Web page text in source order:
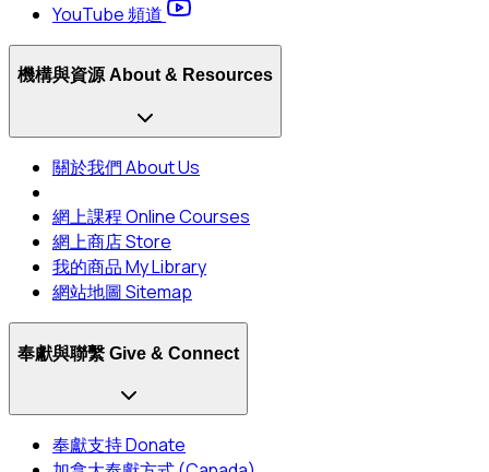
YouTube 頻道
機構與資源 About & Resources
關於我們 About Us
網上課程 Online Courses
網上商店 Store
我的商品 My Library
網站地圖 Sitemap
奉獻與聯繫 Give & Connect
奉獻支持 Donate